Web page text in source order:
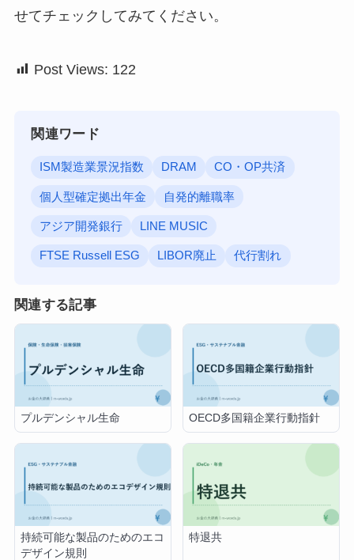
せてチェックしてみてください。
Post Views: 122
関連ワード
ISM製造業景況指数 DRAM CO・OP共済
個人型確定拠出年金 自発的離職率
アジア開発銀行 LINE MUSIC
FTSE Russell ESG LIBOR廃止 代行割れ
関連する記事
プルデンシャル生命 OECD多国籍企業行動指針
持続可能な製品のためのエコ
デザイン規則
特退共